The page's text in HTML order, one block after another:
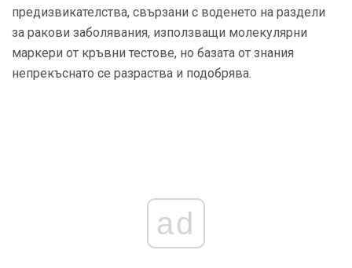
предизвикателства, свързани с воденето на раздели
за ракови заболявания, използващи молекулярни
маркери от кръвни тестове, но базата от знания
непрекъснато се разраства и подобрява.
ad